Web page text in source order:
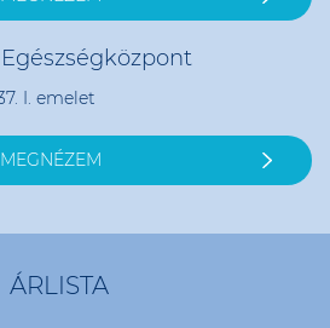
I. emelet
MEGNÉZEM
ÁRLISTA